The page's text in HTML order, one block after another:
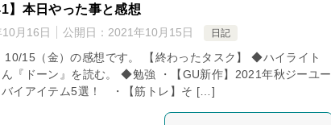
】本日やった事と感想
月16日 公開日： 2021年10月15日 日記
10/15（金）の感想です。 【終わったタスク】 ◆ハイライト
ん『ドーン』を読む。 ◆勉強 ・【GU新作】2021年秋ジーユー
バイアイテム5選！ ・【筋トレ】そ […]